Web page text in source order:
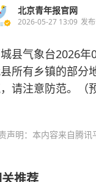
北京青年报官网
2026-05-27 13:09 发
县气象台2026年
所有乡镇的部分
请注意防范。（
声明：本内容来自腾讯
推荐